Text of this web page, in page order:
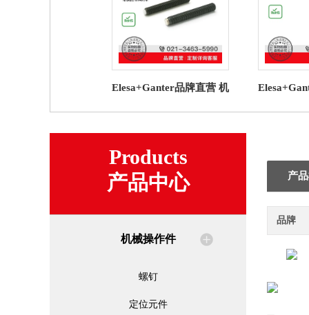
Elesa+Ganter品牌直营 机
螺钉 塑料衬垫
式
Products
产品中心
机械操作件
螺钉
定位元件
产
品牌